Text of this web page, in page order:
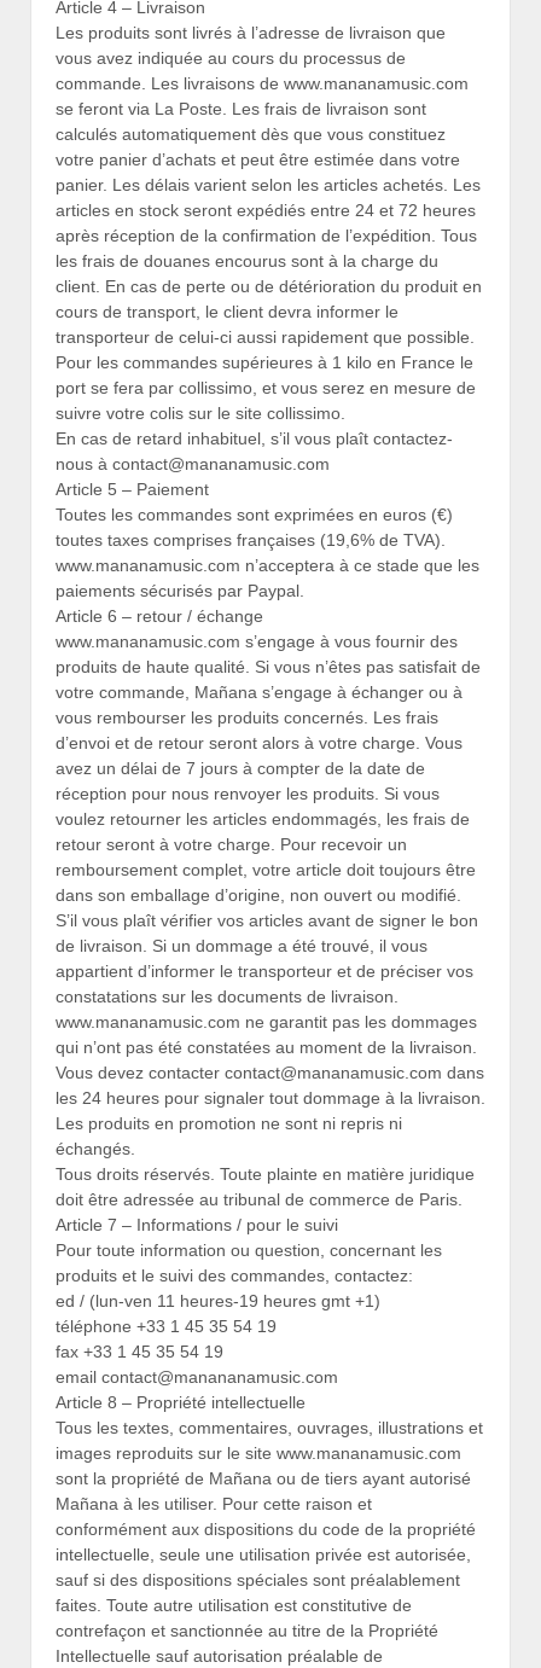
Article 4 – Livraison
Les produits sont livrés à l’adresse de livraison que
vous avez indiquée au cours du processus de
commande. Les livraisons de www.mananamusic.com
se feront via La Poste. Les frais de livraison sont
calculés automatiquement dès que vous constituez
votre panier d’achats et peut être estimée dans votre
panier. Les délais varient selon les articles achetés. Les
articles en stock seront expédiés entre 24 et 72 heures
après réception de la confirmation de l’expédition. Tous
les frais de douanes encourus sont à la charge du
client. En cas de perte ou de détérioration du produit en
cours de transport, le client devra informer le
transporteur de celui-ci aussi rapidement que possible.
Pour les commandes supérieures à 1 kilo en France le
port se fera par collissimo, et vous serez en mesure de
suivre votre colis sur le site collissimo.
En cas de retard inhabituel, s’il vous plaît contactez-
nous à contact@mananamusic.com
Article 5 – Paiement
Toutes les commandes sont exprimées en euros (€)
toutes taxes comprises françaises (19,6% de TVA).
www.mananamusic.com n’acceptera à ce stade que les
paiements sécurisés par Paypal.
Article 6 – retour / échange
www.mananamusic.com s’engage à vous fournir des
produits de haute qualité. Si vous n’êtes pas satisfait de
votre commande, Mañana s’engage à échanger ou à
vous rembourser les produits concernés. Les frais
d’envoi et de retour seront alors à votre charge. Vous
avez un délai de 7 jours à compter de la date de
réception pour nous renvoyer les produits. Si vous
voulez retourner les articles endommagés, les frais de
retour seront à votre charge. Pour recevoir un
remboursement complet, votre article doit toujours être
dans son emballage d’origine, non ouvert ou modifié.
S’il vous plaît vérifier vos articles avant de signer le bon
de livraison. Si un dommage a été trouvé, il vous
appartient d’informer le transporteur et de préciser vos
constatations sur les documents de livraison.
www.mananamusic.com ne garantit pas les dommages
qui n’ont pas été constatées au moment de la livraison.
Vous devez contacter contact@mananamusic.com dans
les 24 heures pour signaler tout dommage à la livraison.
Les produits en promotion ne sont ni repris ni
échangés.
Tous droits réservés. Toute plainte en matière juridique
doit être adressée au tribunal de commerce de Paris.
Article 7 – Informations / pour le suivi
Pour toute information ou question, concernant les
produits et le suivi des commandes, contactez:
ed / (lun-ven 11 heures-19 heures gmt +1)
téléphone +33 1 45 35 54 19
fax +33 1 45 35 54 19
email contact@manananamusic.com
Article 8 – Propriété intellectuelle
Tous les textes, commentaires, ouvrages, illustrations et
images reproduits sur le site www.mananamusic.com
sont la propriété de Mañana ou de tiers ayant autorisé
Mañana à les utiliser. Pour cette raison et
conformément aux dispositions du code de la propriété
intellectuelle, seule une utilisation privée est autorisée,
sauf si des dispositions spéciales sont préalablement
faites. Toute autre utilisation est constitutive de
contrefaçon et sanctionnée au titre de la Propriété
Intellectuelle sauf autorisation préalable de